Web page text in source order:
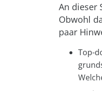
An dieser
Obwohl
paar
Top-